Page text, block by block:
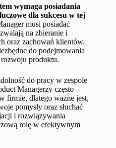
wymaga posiadania
dla sukcesu w tej
musi posiadać
na zbieranie i
oraz zachowań klientów.
do podejmowania
produktu.
do pracy w zespole
Managerzy często
firmie, dlatego ważne jest,
pomysły oraz słuchać
i rozwiązywania
rolę w efektywnym